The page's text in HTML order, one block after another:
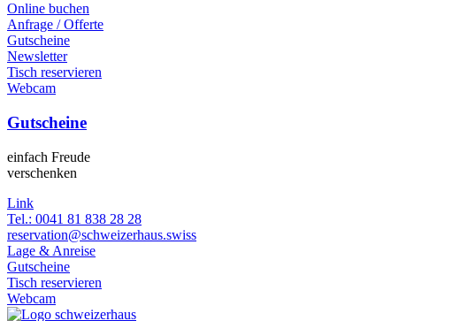
Online buchen
Anfrage / Offerte
Gutscheine
Newsletter
Tisch reservieren
Webcam
Gutscheine
einfach Freude
verschenken
Link
Tel.: 0041 81 838 28 28
reservation@schweizerhaus.swiss
Lage & Anreise
Gutscheine
Tisch reservieren
Webcam